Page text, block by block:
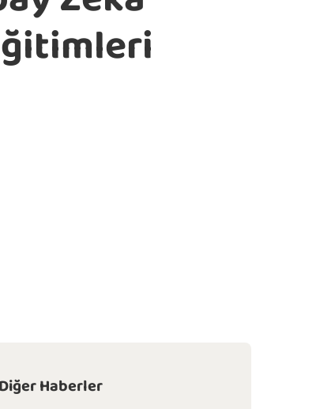
Diğer Haberler